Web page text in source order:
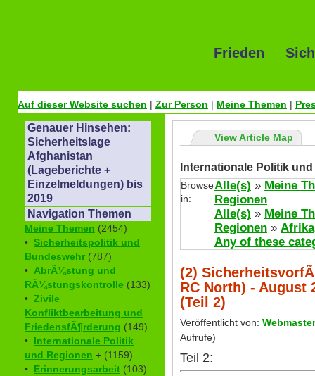
Frieden
Auf dieser Website suchen | Zur Person | Meine Themen |
Genauer Hinsehen:
Sicherheitslage
Afghanistan
(Lageberichte +
Einzelmeldungen) bis
2019
Navigation Themen
Meine Themen (2454)
• Sicherheitspolitik und
Bundeswehr (787)
• AbrÃ¼stung und
RÃ¼stungskontrolle (133)
• Zivile
Konfliktbearbeitung und
FriedensfÃ¶rderung (149)
• Internationale Politik
und Regionen + (1159)
• Erinnerungsarbeit (103)
View Article Map
Internationale Politik
Browse
in:
Alle(s) » Meine
Regionen
Alle(s) » Meine
Regionen » Afrika
Any of these
(2)
RC North) - August
(Teil 2)
Veröffentlicht von: Webmaster
Aufrufe)
Teil 2: